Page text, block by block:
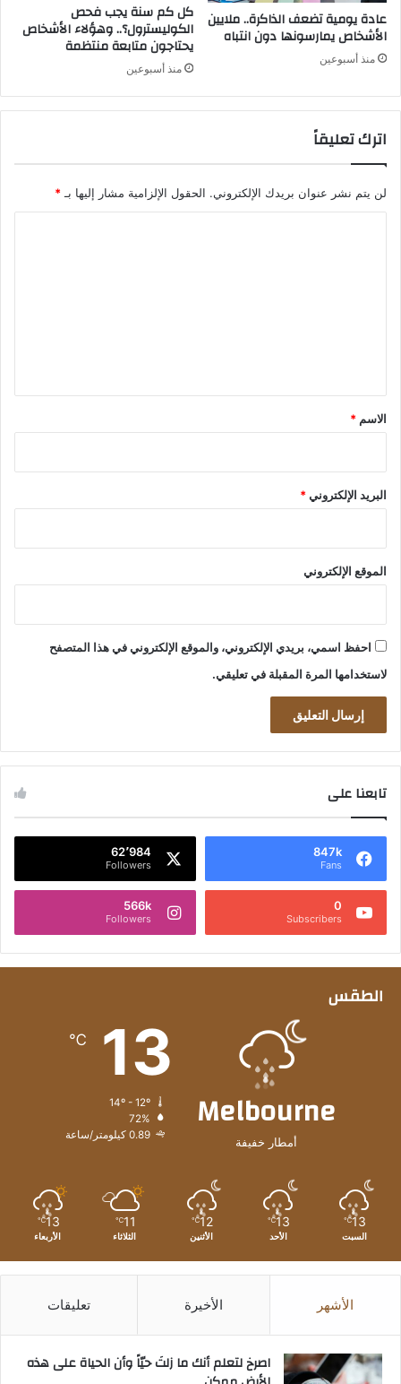
عادة يومية تضعف الذاكرة.. ملايين
الأشخاص يمارسونها دون انتباه
منذ أسبوعين
كل كم سنة يجب فحص
الكوليسترول؟.. وهؤلاء الأشخاص
يحتاجون متابعة منتظمة
منذ أسبوعين
اترك تعليقاً
لن يتم نشر عنوان بريدك الإلكتروني. الحقول الإلزامية مشار إليها بـ *
*
الاسم *
البريد الإلكتروني*
الموقع الإلكتروني
احفظ اسمي، بريدي الإلكتروني، والموقع الإلكتروني في هذا المتصفح
لاستخدامها المرة المقبلة في تعليقي.
تابعنا على
847k
Fans
62٬984
Followers
0
Subscribers
566k
Followers
الطقس
Melbourne
أمطار خفيفة
13
℃
72%
0.89 كيلومتر/ساعة
13
℃
السبت
13
℃
الأحد
12
℃
الأثنين
11
℃
الثلاثاء
13
℃
الأربعاء
الأشهر الأخيرة تعليقات
‫اصرخ لتعلم أنك ما زلتَ حيّاً وأن الحياة على هذه